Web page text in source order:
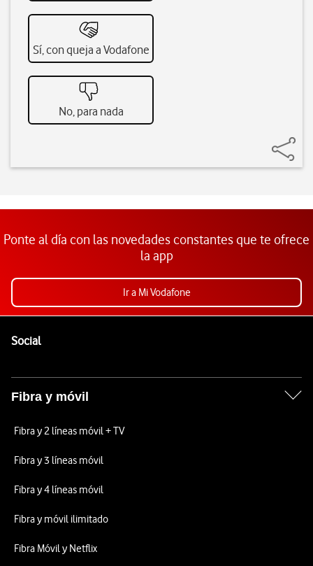
Sí, con queja a Vodafone
No, para nada
Ponte al día con las novedades constantes que te ofrece
la app
Ir a Mi Vodafone
SocialEnlaces a las redes sociales de Vodafone
Fibra y móvil
Fibra y 2 líneas móvil + TV
Fibra y 3 líneas móvil
Fibra y 4 líneas móvil
Fibra y móvil ilimitado
Fibra Móvil y Netflix